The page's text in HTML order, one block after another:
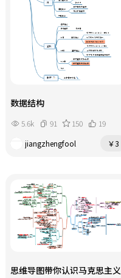
数据结构
5.6k 91 150
19
jiangzhengfool
￥3
思维导图带你认识马克思主义